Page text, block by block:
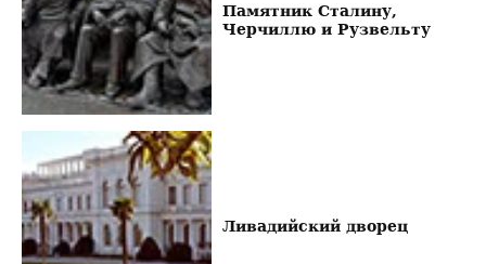
Памятник Сталину,
Черчиллю и Рузвельту
Ливадийский дворец